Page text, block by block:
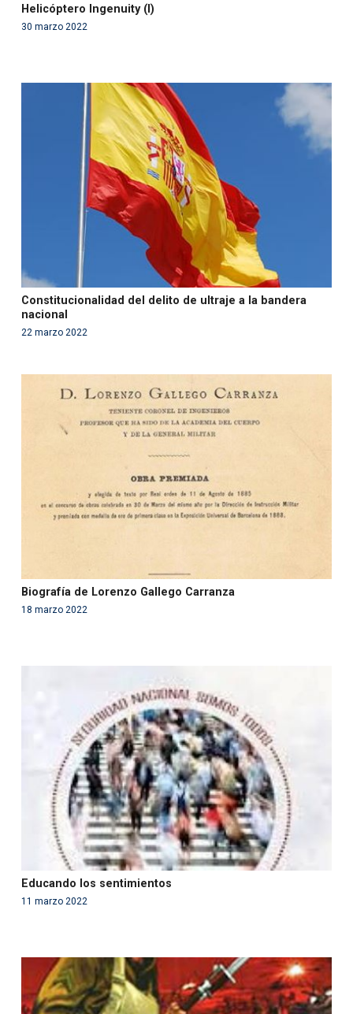
Helicóptero Ingenuity (I)
30 marzo 2022
: Use of undefined constant php - assumed
'php' (this will throw an Error in a future version of PHP)
/var/www/acami.es/wp-
content/themes/fundcami/page-publicaciones.php
Constitucionalidad del delito de ultraje a la bandera
nacional
22 marzo 2022
Warning: Use of undefined constant php - assumed
'php' (this will throw an Error in a future version of PHP)
/var/www/acami.es/wp-
Biografía de Lorenzo Gallego Carranza
18 marzo 2022
: Use of undefined constant php - assumed
'php' (this will throw an Error in a future version of PHP)
/var/www/acami.es/wp-
content/themes/fundcami/page-publicaciones.php
99
Educando los sentimientos
11 marzo 2022
Warning: Use of undefined constant php - assumed
'php' (this will throw an Error in a future version of PHP)